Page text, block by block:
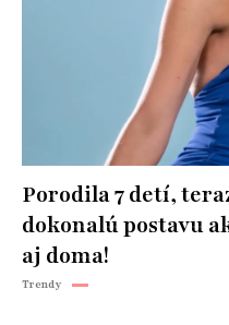
Porodila 7 detí,
dokonalú postavu
aj doma!
Trendy